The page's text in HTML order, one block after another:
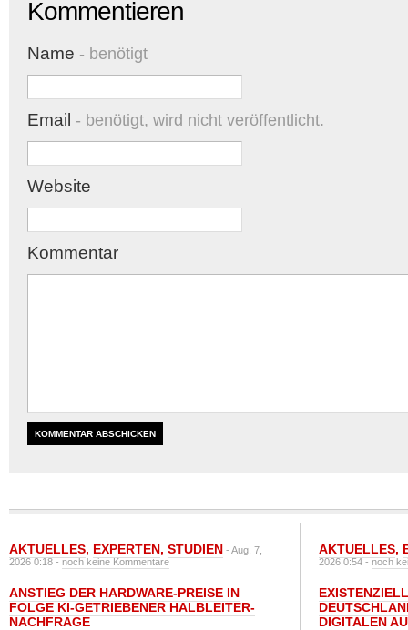
Kommentieren
Name - benötigt
Email - benötigt, wird nicht veröffentlicht.
Website
Kommentar
AKTUELLES, EXPERTEN, STUDIEN - Aug. 7,
2026 0:18 -noch keine Kommentare
ANSTIEG DER HARDWARE-PREISE IN
FOLGE KI-GETRIEBENER HALBLEITER-
NACHFRAGE
AKTUELLES,
2026 0:54 -noch
DIGITALEN